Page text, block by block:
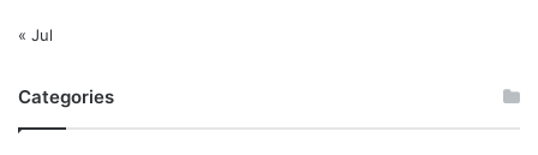
« Jul
Categories